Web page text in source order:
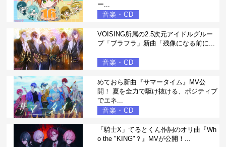
ー...
音楽・CD
VOISING所属の2.5次元アイドルグルー
プ「ブラフラ」新曲「残像になる前に...
音楽・CD
めておら新曲『サマータイム』MV公
開！ 夏を全力で駆け抜ける、ポジティブ
でエネ...
音楽・CD
「騎士X」てるとくん作詞のオリ曲『Wh
o the "KING"？』MVが公開！...